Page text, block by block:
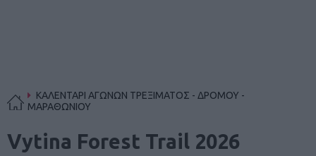
ΚΑΛΕΝΤΑΡΙ ΑΓΩΝΩΝ ΤΡΕΞΙΜΑΤΟΣ - ΔΡΟΜΟΥ -
ΜΑΡΑΘΩΝΙΟΥ
Vytina Forest Trail 2026